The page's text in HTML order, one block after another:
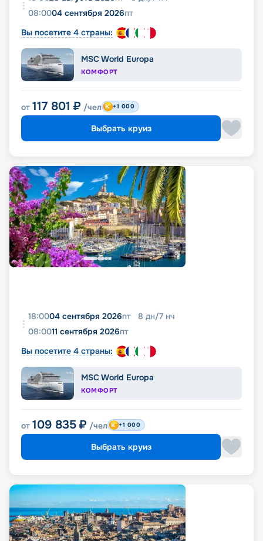
08:0004 сентября 2026пт
Вы посетите 4 страны:
MSC World Europa
КОМФОРТ
от 117 801 ₽ /чел +1 000
Выбрать круиз
18:0004 сентября 2026пт 8 дн/7 нч
08:0011 сентября 2026пт
Вы посетите 4 страны:
MSC World Europa
КОМФОРТ
от 109 835 ₽ /чел +1 000
Выбрать круиз